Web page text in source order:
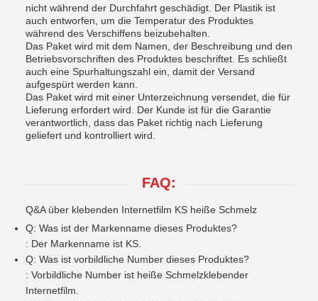
nicht während der Durchfahrt geschädigt. Der Plastik ist
auch entworfen, um die Temperatur des Produktes
während des Verschiffens beizubehalten.
Das Paket wird mit dem Namen, der Beschreibung und den
Betriebsvorschriften des Produktes beschriftet. Es schließt
auch eine Spurhaltungszahl ein, damit der Versand
aufgespürt werden kann.
Das Paket wird mit einer Unterzeichnung versendet, die für
Lieferung erfordert wird. Der Kunde ist für die Garantie
verantwortlich, dass das Paket richtig nach Lieferung
geliefert und kontrolliert wird.
FAQ:
Q&A über klebenden Internetfilm KS heiße Schmelz
Q: Was ist der Markenname dieses Produktes?
: Der Markenname ist KS.
Q: Was ist vorbildliche Number dieses Produktes?
: Vorbildliche Number ist heiße Schmelzklebender
Internetfilm.